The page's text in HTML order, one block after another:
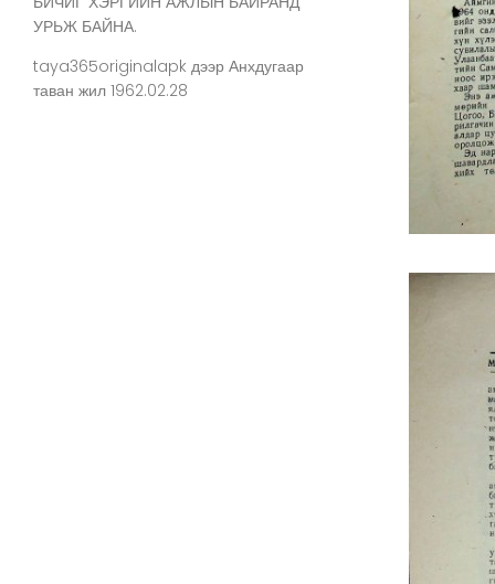
УРЬЖ БАЙНА.
taya365originalapk дээр Анхдугаар
таван жил 1962.02.28